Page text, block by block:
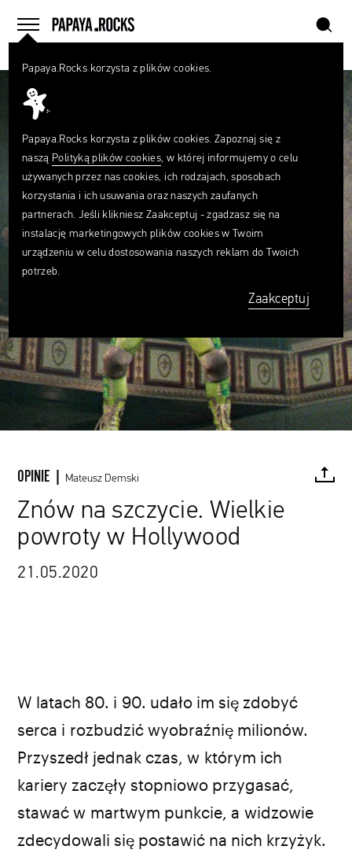
menu
home szukaj
OPINIE | Mateusz Demski
Znów na szczycie. Wielkie
powroty w Hollywood
21.05.2020
W latach 80. i 90. udało im się zdobyć
serca i rozbudzić wyobraźnię milionów.
Przyszedł jednak czas, w którym ich
kariery zaczęły stopniowo przygasać,
stawać w martwym punkcie, a widzowie
zdecydowali się postawić na nich krzyżyk.
Papaya.Rocks korzysta z plików cookies.
Papaya.Rocks korzysta z plików cookies. Zapoznaj się z
naszą Polityką plików cookies, w której informujemy o celu
używanych przez nas cookies, ich rodzajach, sposobach
korzystania i ich usuwania oraz naszych zaufanych
partnerach. Jeśli klikniesz Zaakceptuj - zgadzasz się na
instalację marketingowych plików cookies w Twoim
urządzeniu w celu dostosowania naszych reklam do Twoich
potrzeb.
Zaakceptuj
Czego
szukasz?